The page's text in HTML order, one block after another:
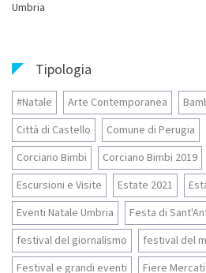
Umbria
Tipologia
#Natale Arte Contemporanea
Città di Castello
Comune di Perugia
Corciano Bimbi
Corciano Bimbi 2019
Escursioni e Visite
Estate 2021
Eventi Natale Umbria
Festa di
festival del giornalismo
festival del
Festival e grandi eventi
Fiere